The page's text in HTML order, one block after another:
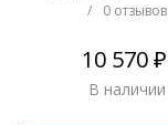
/ 0 отзывов
10 570 ₽
В наличии